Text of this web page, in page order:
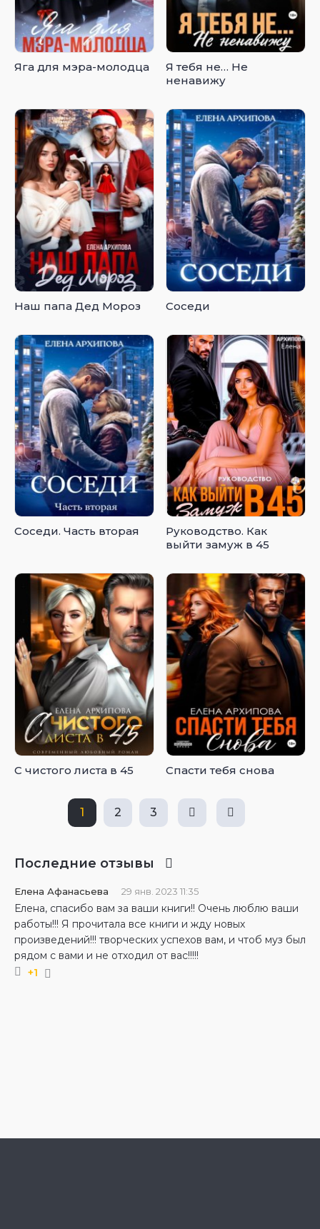
Яга для мэра-молодца
Я тебя не… Не
ненавижу
Наш папа Дед Мороз Соседи
Соседи. Часть вторая
Руководство. Как
выйти замуж в 45
С чистого листа в 45 Спасти тебя снова
1 2 3
Последние отзывы
Елена Афанасьева 29 янв. 2023 11:35
Елена, спасибо вам за ваши книги!! Очень люблю ваши
работы!!! Я прочитала все книги и жду новых
произведений!!! творческих успехов вам, и чтоб муз был
рядом с вами и не отходил от вас!!!!!
+1